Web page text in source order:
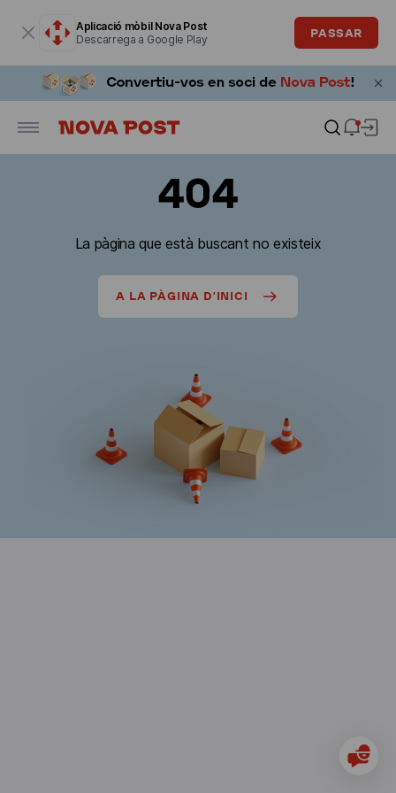
Aplicació mòbil Nova Post
Descarrega a Google Play
PASSAR
404
La pàgina que està buscant no existeix
A LA PÀGINA D'INICI